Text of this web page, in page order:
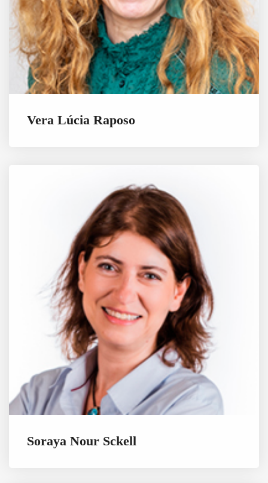
Vera Lúcia Raposo
Soraya Nour Sckell